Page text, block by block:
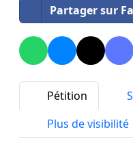
Partager sur
Pétition
Plus de visibilité